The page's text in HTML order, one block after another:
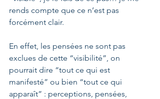
rends compte que ce n’est pas
forcément clair.
En effet, les pensées ne sont pas
exclues de cette “visibilité”, on
pourrait dire “tout ce qui est
manifesté” ou bien “tout ce qui
apparaît” : perceptions, pensées,